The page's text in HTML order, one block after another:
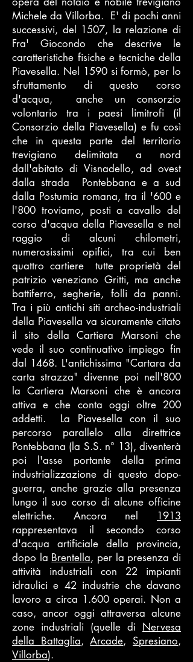
Michele da Villorba. E' di pochi anni
successivi, del 1507, la relazione di
Fra' Giocondo che descrive le
caratteristiche fisiche e tecniche della
Piavesella. Nel 1590 si formò, per lo
sfruttamento di questo corso
d'acqua, anche un consorzio
volontario tra i paesi limitrofi (il
Consorzio della Piavesella) e fu così
che in questa parte del territorio
trevigiano delimitata a nord
dall'abitato di Visnadello, ad ovest
dalla strada Pontebbana e a sud
dalla Postumia romana, tra il '600 e
l'800 troviamo, posti a cavallo del
corso d'acqua della Piavesella e nel
raggio di alcuni chilometri,
numerosissimi opifici, tra cui ben
quattro cartiere tutte proprietà del
patrizio veneziano Gritti, ma anche
battiferro, segherie, folli da panni.
Tra i più antichi siti archeo-industriali
della Piavesella va sicuramente citato
il sito della Cartiera Marsoni che
vede il suo continuativo impiego fin
dal 1468. L'antichissima "Cartara da
carta strazza" divenne poi nell'800
la Cartiera Marsoni che è ancora
attiva e che conta oggi oltre 200
addetti. La Piavesella con il suo
percorso parallelo alla direttrice
Pontebbana (la S.S. n° 13), diventerà
poi l'asse portante della prima
industrializzazione di questo dopo-
guerra, anche grazie alla presenza
lungo il suo corso di alcune officine
elettriche. Ancora nel
1913
rappresentava il secondo corso
d'acqua artificiale della provincia,
dopo la Brentella, per la presenza di
attività industriali con 22 impianti
idraulici e 42 industrie che davano
lavoro a circa 1.600 operai. Non a
caso, ancor oggi attraversa alcune
zone industriali (quelle di Nervesa
della Battaglia,Arcade, Spresiano,
Villorba).